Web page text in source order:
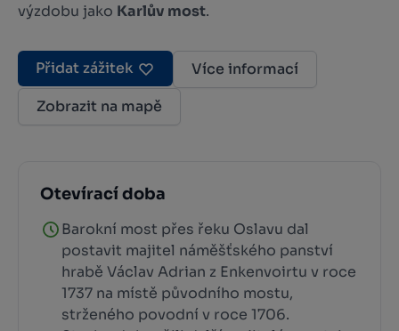
výzdobu jako Karlův most.
Přidat zážitek
Více informací
Zobrazit na mapě
Otevírací doba
Barokní most přes řeku Oslavu dal
postavit majitel náměšťského panství
hrabě Václav Adrian z Enkenvoirtu v roce
1737 na místě původního mostu,
strženého povodní v roce 1706.